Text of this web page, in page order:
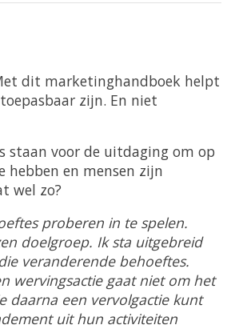
dit marketinghandboek helpt
zijn. En niet
staan voor de uitdaging om op
hebben en mensen zijn
wel zo?
proberen in te spelen.
doelgroep. Ik sta uitgebreid
veranderende behoeftes.
wervingsactie gaat niet om het
daarna een vervolgactie kunt
uit hun activiteiten